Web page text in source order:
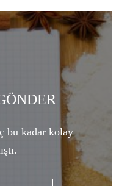
bu kadar kolay